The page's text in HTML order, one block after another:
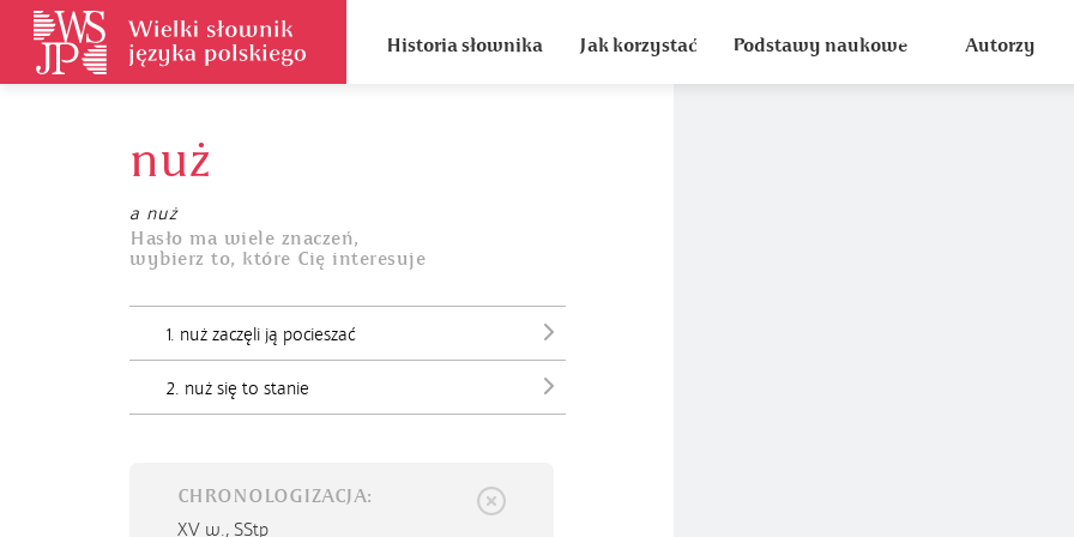
Historia słownika Jak korzystać Podstawy naukowe Autorzy
nuż
a nuż
Hasło ma wiele znaczeń,
wybierz to, które Cię interesuje
1. nuż zaczęli ją pocieszać
2. nuż się to stanie
CHRONOLOGIZACJA:
XV w., SStp